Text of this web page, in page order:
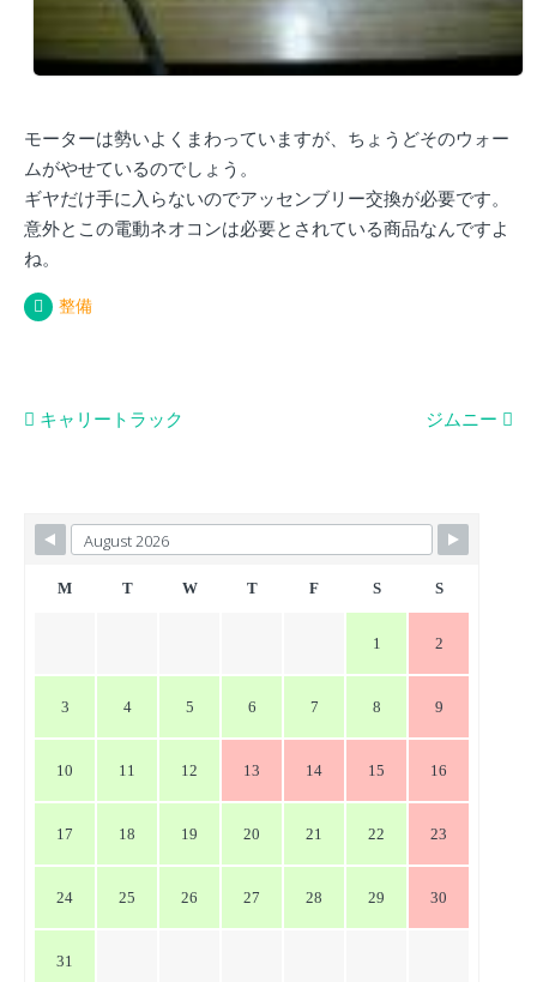
モーターは勢いよくまわっていますが、ちょうどそのウォー
ムがやせているのでしょう。
ギヤだけ手に入らないのでアッセンブリー交換が必要です。
意外とこの電動ネオコンは必要とされている商品なんですよ
ね。
整備
投
ビ
ゲ
キャリートラック ジムニー
M T W T F S S
1 2
3 4 5 6 7 8 9
10 11 12 13 14 15 16
17 18 19 20 21 22 23
24 25 26 27 28 29 30
31